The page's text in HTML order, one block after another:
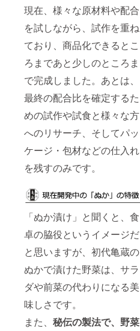
現在、様々な原材料や配合
を試しながら、試作を重ね
ており、商品化できるとこ
ろまであと少しのところま
で完成しました。あとは、
最終の配合比を確定するた
めの試作や試食と様々な方
へのリサーチ、そしてパッ
ケージ・包材などの仕入れ
を残すのみです。
「ぬか漬け」と聞くと、食
卓の脇役というイメージだ
と思いますが、初代亀蔵の
ぬかで漬けた野菜は、サラ
ダや前菜の代わりになる美
味しさです。
また、 秘伝の製法で、野菜